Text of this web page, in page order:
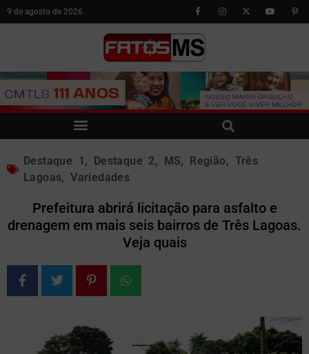
9 de agosto de 2026
Destaque 1 , Destaque 2, MS, Região, Três
Lagoas,Variedades
Prefeitura abrirá licitação para asfalto e
drenagem em mais seis bairros de Três Lagoas.
Veja quais